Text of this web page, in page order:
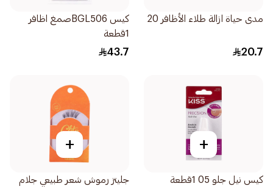
مدى حياة ازالة طلاء الأظافر 20
20.7
كيس BGL506صمغ اظافر
1قطعة
43.7
+
كيس نيل جلو 05 1قطعة
+
جليتز رموش شعر طبيعي جلام